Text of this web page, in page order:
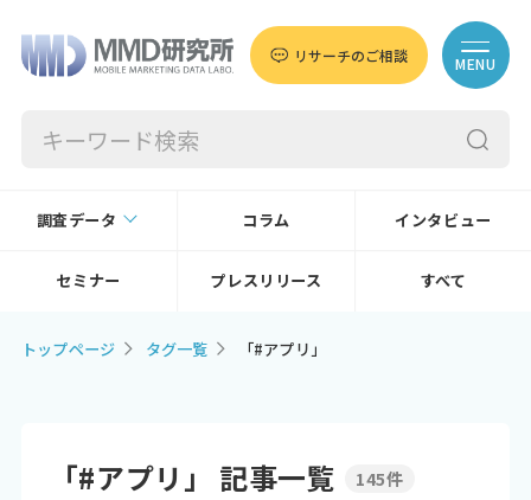
リサーチのご相談 MENU
調査データ コラム インタビュー
セミナー プレスリリース すべて
トップページ タグ一覧 「#アプリ」
「#アプリ」 記事一覧 145件